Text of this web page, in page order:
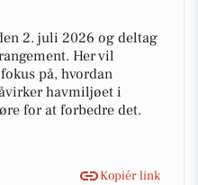
2. juli 2026 og deltag
Her vil
på, hvordan
havmiljøet i
for at forbedre det.
Kopiér link